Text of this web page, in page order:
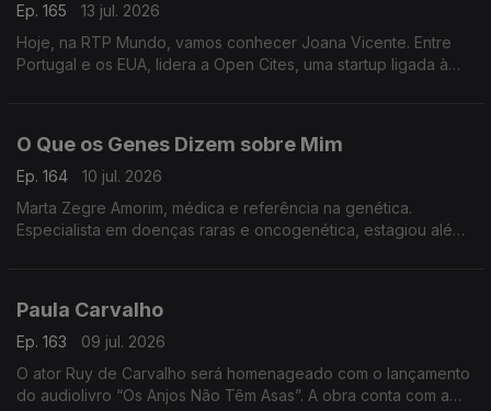
Ep. 165
13 jul. 2026
Hoje, na RTP Mundo, vamos conhecer Joana Vicente. Entre
Portugal e os EUA, lidera a Open Cites, uma startup ligada à
O Que os Genes Dizem sobre Mim
Ep. 164
10 jul. 2026
Marta Zegre Amorim, médica e referência na genética.
Especialista em doenças raras e oncogenética, estagiou além-
Paula Carvalho
Ep. 163
09 jul. 2026
O ator Ruy de Carvalho será homenageado com o lançamento
do audiolivro “Os Anjos Não Têm Asas”. A obra conta com a